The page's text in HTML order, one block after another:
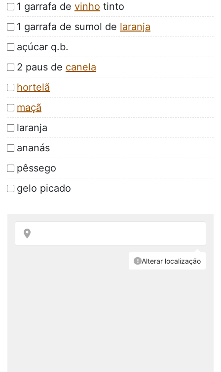
1 garrafa de vinho tinto
1 garrafa de sumol de laranja
açúcar q.b.
2 paus de canela
hortelã
maçã
laranja
ananás
pêssego
gelo picado